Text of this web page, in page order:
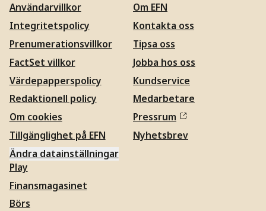
Användarvillkor
Integritetspolicy
Prenumerationsvillkor
FactSet villkor
Värdepapperspolicy
Redaktionell policy
Om cookies
Tillgänglighet på EFN
Ändra datainställningar
Om EFN
Kontakta oss
Tipsa oss
Jobba hos oss
Kundservice
Medarbetare
Pressrum
Nyhetsbrev
Play
Finansmagasinet
Börs